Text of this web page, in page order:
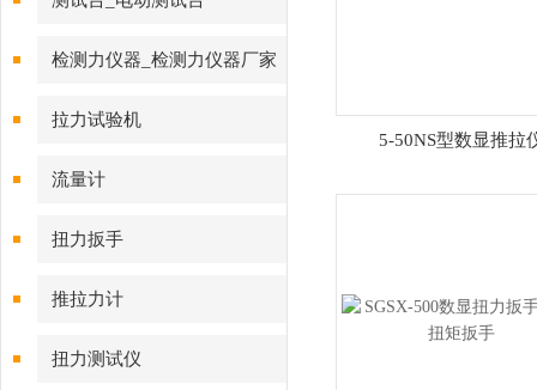
检测力仪器_检测力仪器厂家
拉力试验机
流量计
扭力扳手
推拉力计
扭力测试仪
5-50NS型数显推拉